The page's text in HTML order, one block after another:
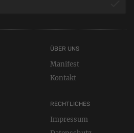
RECHTLICHES
Impressum
ÜBER UNS
Manifest
Kontakt